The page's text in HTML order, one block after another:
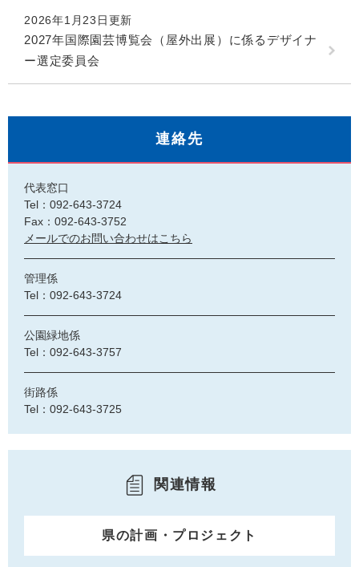
2026年1月23日更新
2027年国際園芸博覧会（屋外出展）に係るデザイナ
ー選定委員会
連絡先
代表窓口
Tel：092-643-3724
Fax：092-643-3752
メールでのお問い合わせはこちら
管理係
Tel：092-643-3724
公園緑地係
Tel：092-643-3757
街路係
Tel：092-643-3725
関連情報
県の計画・プロジェクト